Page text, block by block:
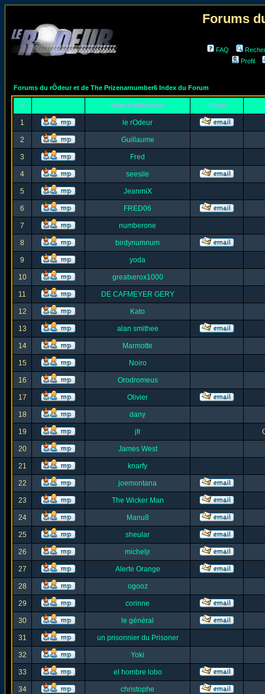
Forums
FAQ
Profil
Forums du rÔdeur et de The Prizenarnumber6 Index du Forum
# Nom d'utilisateur Email
1 le rOdeur
2 Guillaume
3 Fred
4 seesile
5 JeanmiX
6 FRED06
7 numberone
8 birdynumnum
9 yoda
10 greatxerox1000
11 DE CAFMEYER GERY
12 Kato
13 alan smithee
14 Marmotte
15 Noiro
16 Orodromeus
17 Olivier
18 dany
19 jfr
20 James West
21 knarfy
22 joemontana
23 The Wicker Man
24 Manu8
25 sheular
26 micheljr
27 Alerte Orange
28 ogooz
29 corinne
30 le général
31 un prisonnier du Prisoner
32 Yoki
33 el hombre lobo
34 christophe